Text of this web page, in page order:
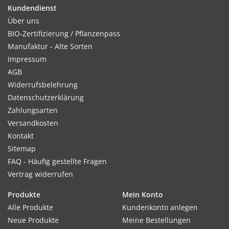
Kultur:
Dicht aussäen. Freilandsaat im Reihenabstand von ca. 15–20
cm. Sommer-Freilandsaaten nur in schattiger Lage.
Standort:
Möglichst keiner direkten Sonneneinstrahlung aussetzen. Bei
Aussaat auf Erde, lockeres, nährstoffreiches und humoses
Substrat wählen.
Ernte / Blüte:
Ernte nach 4–8 Tagen bei einer Höhe von ca. 6–7cm. Die
jungen Pflanzen mit einer Schere oder Messer vorsichtig
abschneiden.
Kundendienst
Über uns
BIO-Zertifizierung / Pflanzenpass
Manufaktur - Alte Sorten
Impressum
AGB
Widerrufsbelehrung
Datenschutzerklärung
Zahlungsarten
Versandkosten
Kontakt
Sitemap
FAQ - Häufig gestellte Fragen
Vertrag widerrufen
Produkte
Alle Produkte
Neue Produkte
Mein Konto
Kundenkonto anlegen
Meine Bestellungen